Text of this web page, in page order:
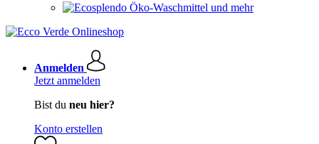
Öko-Waschmittel und mehr
Anmelden
Jetzt anmelden
Bist du neu hier?
Konto erstellen